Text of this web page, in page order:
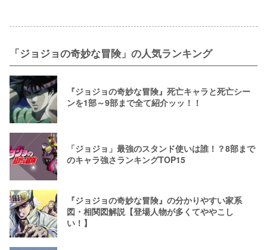
「ジョジョの奇妙な冒険」の人気ランキング
『ジョジョの奇妙な冒険』死亡キャラと死亡シー
ンを1部～9部まで全て紹介ッッ！！
「ジョジョ」最強のスタンド使いは誰！？8部まで
のキャラ強さランキングTOP15
『ジョジョの奇妙な冒険』の分かりやすい家系
図・相関図解説【登場人物が多くてややこし
い！】